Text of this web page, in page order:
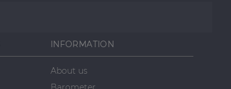
INFORMATION
About us